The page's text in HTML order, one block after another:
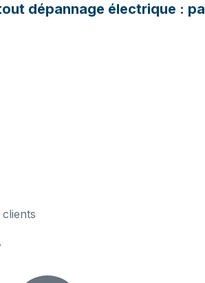
dépannage électrique :